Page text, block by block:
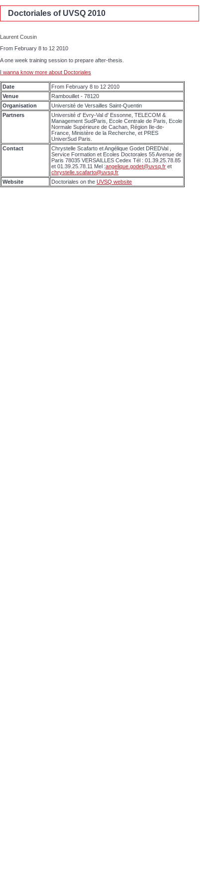
Doctoriales of UVSQ 2010
Laurent Cousin
From February 8 to 12 2010
A one week training session to prepare after-thesis.
I wanna know more about Doctoriales
Date
From February 8 to 12 2010
Venue
Rambouillet - 78120
Organisation
Université de Versailles Saint-Quentin
Partners
Université d' Evry-Val d' Essonne, TELECOM &
Management SudParis, Ecole Centrale de Paris, Ecole
Normale Supérieure de Cachan, Région Ile-de-
France, Ministère de la Recherche, et PRES
UniverSud Paris.
Contact
Chrystelle Scafarto et Angélique Godet DREDVal ,
Service Formation et Ecoles Doctorales 55 Avenue de
Paris 78035 VERSAILLES Cedex Tél : 01.39.25.78.85
et 01.39.25.78.11 Mel :angelique.godet@uvsq.fr et
chrystelle.scafarto@uvsq.fr
Website
Doctoriales on the UVSQ website